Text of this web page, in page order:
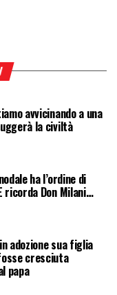
avvicinando a una
la civiltà
ha l’ordine di
ricorda Don Milani…
adozione sua figlia
cresciuta
papa